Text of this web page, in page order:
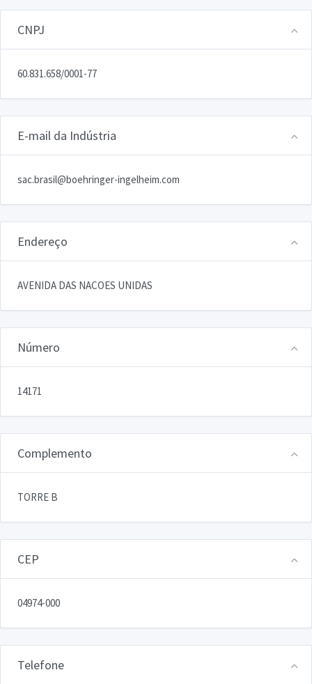
CNPJ
60.831.658/0001-77
E-mail da Indústria
sac.brasil@boehringer-ingelheim.com
Endereço
AVENIDA DAS NACOES UNIDAS
Número
14171
Complemento
TORRE B
CEP
04974-000
Telefone